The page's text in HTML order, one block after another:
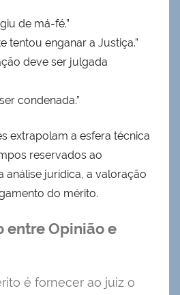
de má-fé.”
tentou enganar a Justiça.”
deve ser julgada
condenada.”
extrapolam a esfera técnica
reservados ao
análise jurídica, a valoração
do mérito.
entre Opinião e
é fornecer ao juiz o